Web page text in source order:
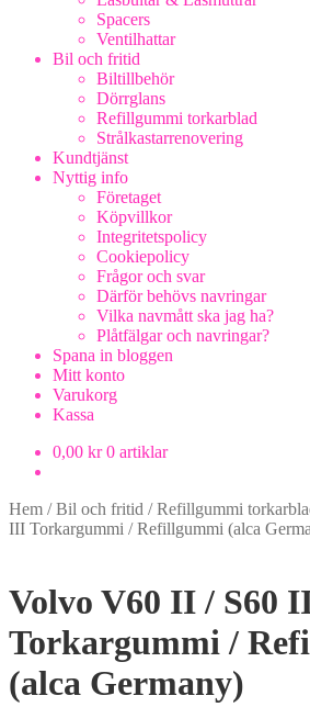
Spacers
Ventilhattar
Bil och fritid
Biltillbehör
Dörrglans
Refillgummi torkarblad
Strålkastarrenovering
Kundtjänst
Nyttig info
Företaget
Köpvillkor
Integritetspolicy
Cookiepolicy
Frågor och svar
Därför behövs navringar
Vilka navmått ska jag ha?
Plåtfälgar och navringar?
Spana in bloggen
Mitt konto
Varukorg
Kassa
0,00 kr 0 artiklar
Hem /Bil och fritid /Refillgummi
III Torkargummi / Refillgummi (alca
Volvo V60 II / S60
Torkargummi /
(alca Germany)